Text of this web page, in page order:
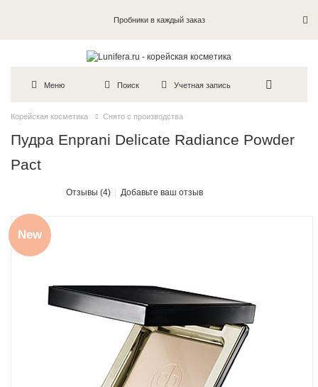
Пробники в каждый заказ
Меню Поиск Учетная запись
Корейская косметика Снято с производства
Пудра Enprani Delicate Radiance Powder
Pact
Отзывы (4) Добавьте ваш отзыв
New